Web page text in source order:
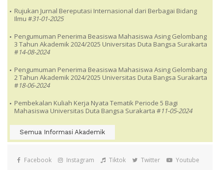
Rujukan Jurnal Bereputasi Internasional dari Berbagai Bidang
Ilmu #31-01-2025
Pengumuman Penerima Beasiswa Mahasiswa Asing Gelombang
3 Tahun Akademik 2024/2025 Universitas Duta Bangsa Surakarta
#14-08-2024
Pengumuman Penerima Beasiswa Mahasiswa Asing Gelombang
2 Tahun Akademik 2024/2025 Universitas Duta Bangsa Surakarta
#18-06-2024
Pembekalan Kuliah Kerja Nyata Tematik Periode 5 Bagi
Mahasiswa Universitas Duta Bangsa Surakarta #11-05-2024
Semua Informasi Akademik
Facebook Instagram Tiktok Twitter Youtube